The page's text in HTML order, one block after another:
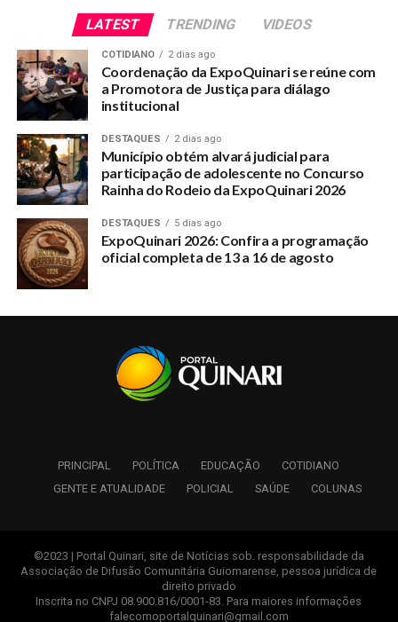
LATEST TRENDING VIDEOS
COTIDIANO 2 dias ago
Coordenação da ExpoQuinari se reúne com
a Promotora de Justiça para diálago
institucional
DESTAQUES 2 dias ago
Município obtém alvará judicial para
participação de adolescente no Concurso
Rainha do Rodeio da ExpoQuinari 2026
DESTAQUES 5 dias ago
ExpoQuinari 2026: Confira a programação
oficial completa de 13 a 16 de agosto
PRINCIPAL POLÍTICA EDUCAÇÃO
COTIDIANO
GENTE E ATUALIDADE
POLICIAL SAÚDE COLUNAS
©2023 | Portal Quinari, site de Notícias sob. responsabilidade da
Associação de Difusão Comunitária Guiomarense, pessoa jurídica de
direito privado
Inscrita no CNPJ 08.900.816/0001-83. Para maiores informações
falecomoportalquinari@gmail.com